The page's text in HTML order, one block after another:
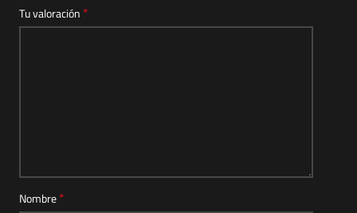
Tu valoración*
Nombre*